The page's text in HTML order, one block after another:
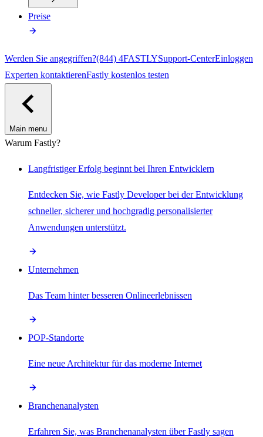
Preise
Werden Sie angegriffen?(844) 4FASTLYSupport-CenterEinloggen
Experten kontaktierenFastly kostenlos testen
Main menu
Warum Fastly?
Langfristiger Erfolg beginnt bei Ihren Entwicklern
Entdecken Sie, wie Fastly Developer bei der Entwicklung
schneller, sicherer und hochgradig personalisierter
Anwendungen unterstützt.
Unternehmen
Das Team hinter besseren Onlineerlebnissen
POP-Standorte
Eine neue Architektur für das moderne Internet
Branchenanalysten
Erfahren Sie, was Branchenanalysten über Fastly sagen